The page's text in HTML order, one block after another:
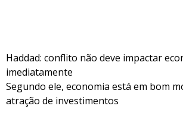
Haddad: conflito não deve impactar
imediatamente
Segundo ele, economia está em bom
atração de investimentos